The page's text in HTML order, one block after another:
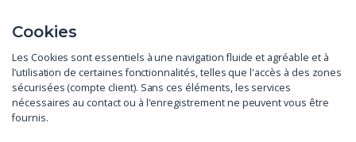
Cookies
Les Cookies sont essentiels à une navigation fluide et agréable et à
l’utilisation de certaines fonctionnalités, telles que l'accès à des zones
sécurisées (compte client). Sans ces éléments, les services
nécessaires au contact ou à l'enregistrement ne peuvent vous être
fournis.